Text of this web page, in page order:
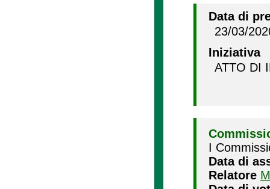
Data di
23/03/
Iniziativa
ATTO DI
I
Data di
Relatore